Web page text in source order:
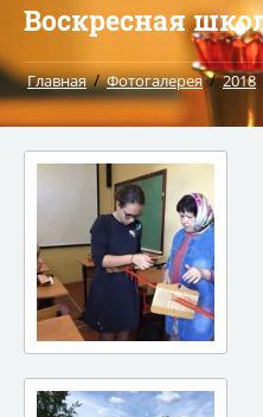
Воскресная
Главная / Фотогалерея / 2018